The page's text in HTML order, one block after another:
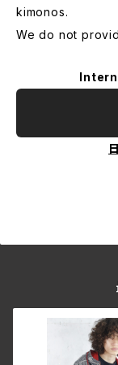
kimonos.
We do not